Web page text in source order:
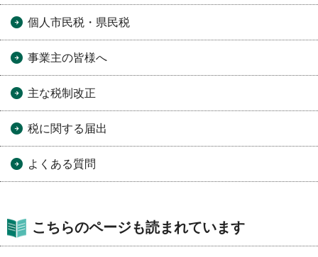
個人市民税・県民税
事業主の皆様へ
主な税制改正
税に関する届出
よくある質問
こちらのページも読まれています